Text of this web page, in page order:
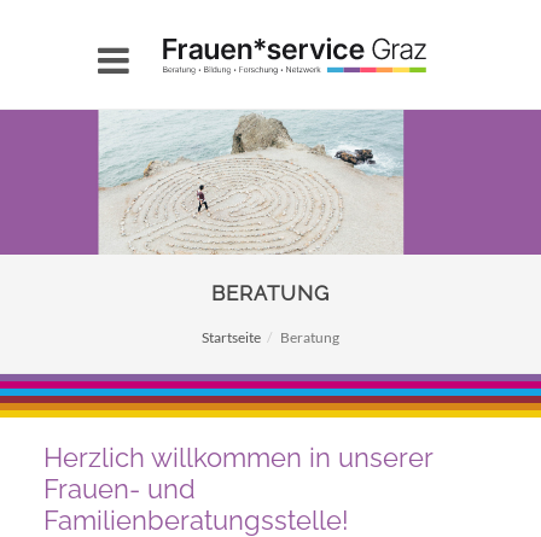
BERATUNG
Startseite Beratung
Herzlich willkommen in unserer
Frauen- und
Familienberatungsstelle!